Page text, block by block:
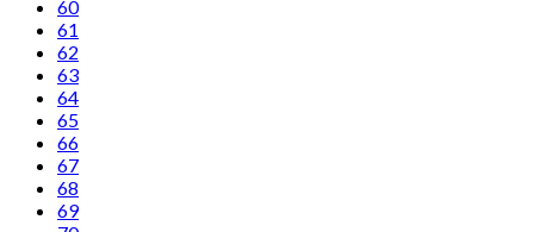
60
61
62
63
64
65
66
67
68
69